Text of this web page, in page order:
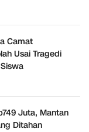
Camat
Usai Tragedi
Juta, Mantan
Ditahan